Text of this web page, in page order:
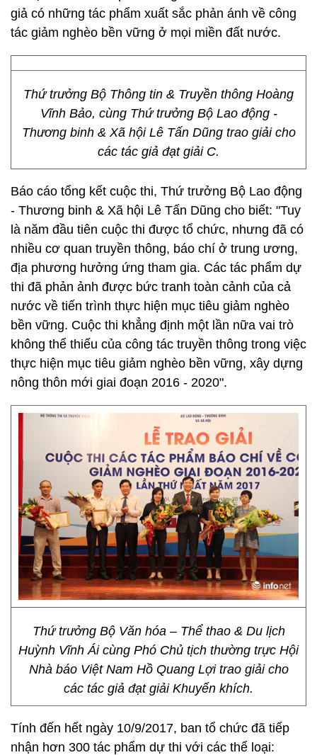
giả có những tác phẩm xuất sắc phản ánh về công
tác giảm nghèo bền vững ở mọi miền đất nước.
Thứ trưởng Bộ Thông tin & Truyền thông Hoàng
Vĩnh Bảo, cùng Thứ trưởng Bộ Lao động -
Thương binh & Xã hội Lê Tấn Dũng trao giải cho
các tác giả đạt giải C.
Báo cáo tổng kết cuộc thi, Thứ trưởng Bộ Lao động
- Thương binh & Xã hội Lê Tấn Dũng cho biết: "Tuy
là năm đầu tiên cuộc thi được tổ chức, nhưng đã có
nhiều cơ quan truyền thông, báo chí ở trung ương,
địa phương hưởng ứng tham gia. Các tác phẩm dự
thi đã phản ảnh được bức tranh toàn cảnh của cả
nước về tiến trình thực hiện mục tiêu giảm nghèo
bền vững. Cuộc thi khẳng định một lần nữa vai trò
không thể thiếu của công tác truyền thông trong việc
thực hiện mục tiêu giảm nghèo bền vững, xây dựng
nông thôn mới giai đoạn 2016 - 2020".
Thứ trưởng Bộ Văn hóa – Thể thao & Du lịch
Huỳnh Vĩnh Ái cùng Phó Chủ tịch thường trực Hội
Nhà báo Việt Nam Hồ Quang Lợi trao giải cho
các tác giả đạt giải Khuyến khích.
Tính đến hết ngày 10/9/2017, ban tổ chức đã tiếp
nhận hơn 300 tác phẩm dự thi với các thể loại: